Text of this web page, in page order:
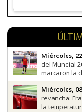
Miércoles,
del Mundial
marcaron la
Miércoles,
revancha:
la